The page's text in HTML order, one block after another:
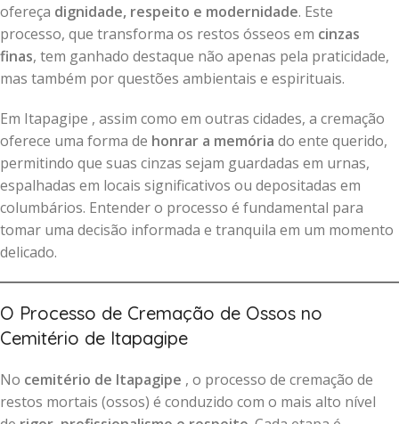
ofereça dignidade, respeito e modernidade. Este
processo, que transforma os restos ósseos em cinzas
finas, tem ganhado destaque não apenas pela praticidade,
mas também por questões ambientais e espirituais.
Em Itapagipe , assim como em outras cidades, a cremação
oferece uma forma de honrar a memória do ente querido,
permitindo que suas cinzas sejam guardadas em urnas,
espalhadas em locais significativos ou depositadas em
columbários. Entender o processo é fundamental para
tomar uma decisão informada e tranquila em um momento
delicado.
O Processo de Cremação de Ossos no
Cemitério de Itapagipe
No cemitério de Itapagipe , o processo de cremação de
restos mortais (ossos) é conduzido com o mais alto nível